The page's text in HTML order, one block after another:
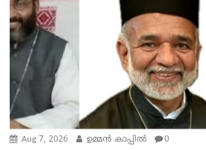
Aug 7, 2026 ഉമ്മന്‍ കാപ്പില്‍ 0